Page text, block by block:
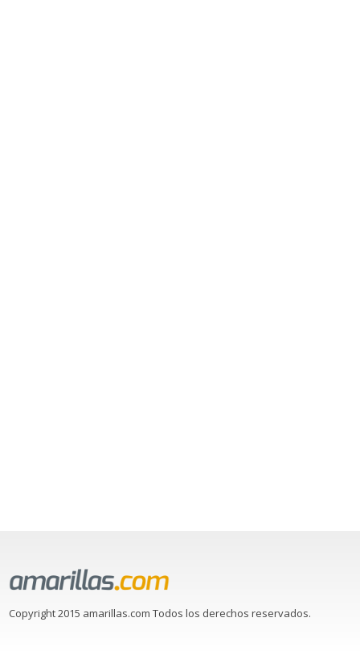
Copyright 2015 amarillas.com Todos los derechos reservados.